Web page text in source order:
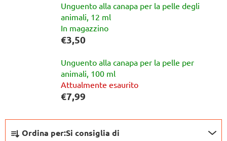
Unguento alla canapa per la pelle degli
animali, 12 ml
In magazzino
€3,50
Unguento alla canapa per la pelle per
animali, 100 ml
Attualmente esaurito
€7,99
Ordina per:Si consiglia di